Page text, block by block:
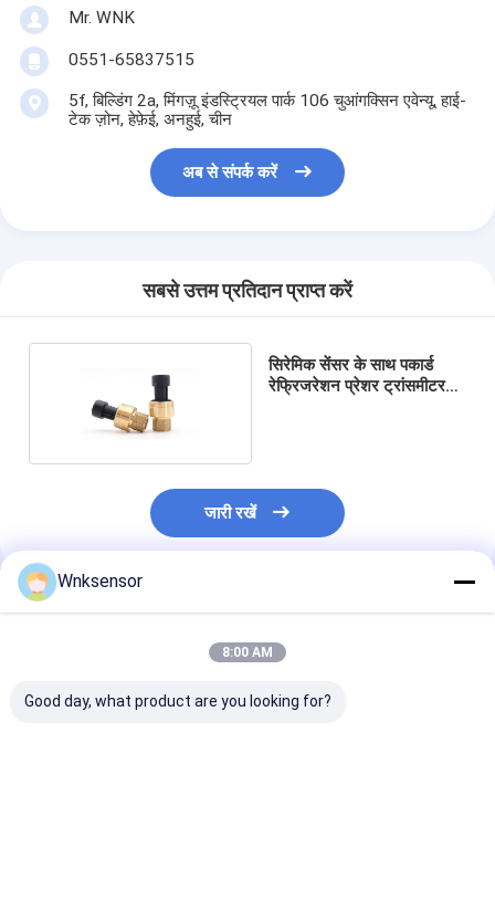
Mr. WNK
0551-65837515
5f, बिल्डिंग 2a, मिंगज़ू इंडस्ट्रियल पार्क 106 चुआंगक्सिन एवेन्यू, हाई-
टेक ज़ोन, हेफ़ेई, अनहुई, चीन
अब से संपर्क करें
सबसे उत्तम प्रतिदान प्राप्त करें
सिरेमिक सेंसर के साथ पकार्ड
रेफ्रिजरेशन प्रेशर ट्रांसमीटर
जारी रखें
अनुशंसित उत्पाद
Wnksensor
8:00 AM
Good day, what product are you looking for?